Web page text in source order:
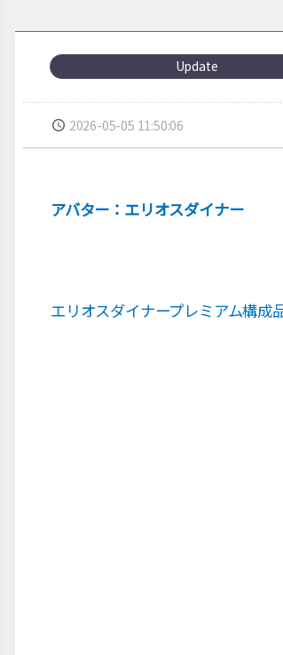
Update
2026-05-05 11:50:06
アバター：エリオスダイナー
エリオスダイナープレミアム構